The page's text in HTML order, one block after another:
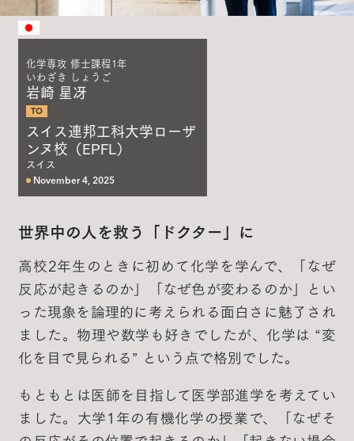
化学専攻 修士課程1年
いわざき しょうご
岩崎 星冴
TO
スイス連邦工科大学ローザ
ンヌ校（EPFL）
スイス
November 4, 2025
世界中の人を救う「ドクター」に
高校2年生のときに初めて化学を学んで、「なぜ
反応が起きるのか」「なぜ色が変わるのか」とい
った現象を論理的に考えられる面白さに魅了され
ました。物理や数学も好きでしたが、化学は “変
化を目で見られる” という点で格別でした。
もともとは医師を目指して医学部進学を考えてい
ました。大学1年の有機化学の授業で、「なぜそ